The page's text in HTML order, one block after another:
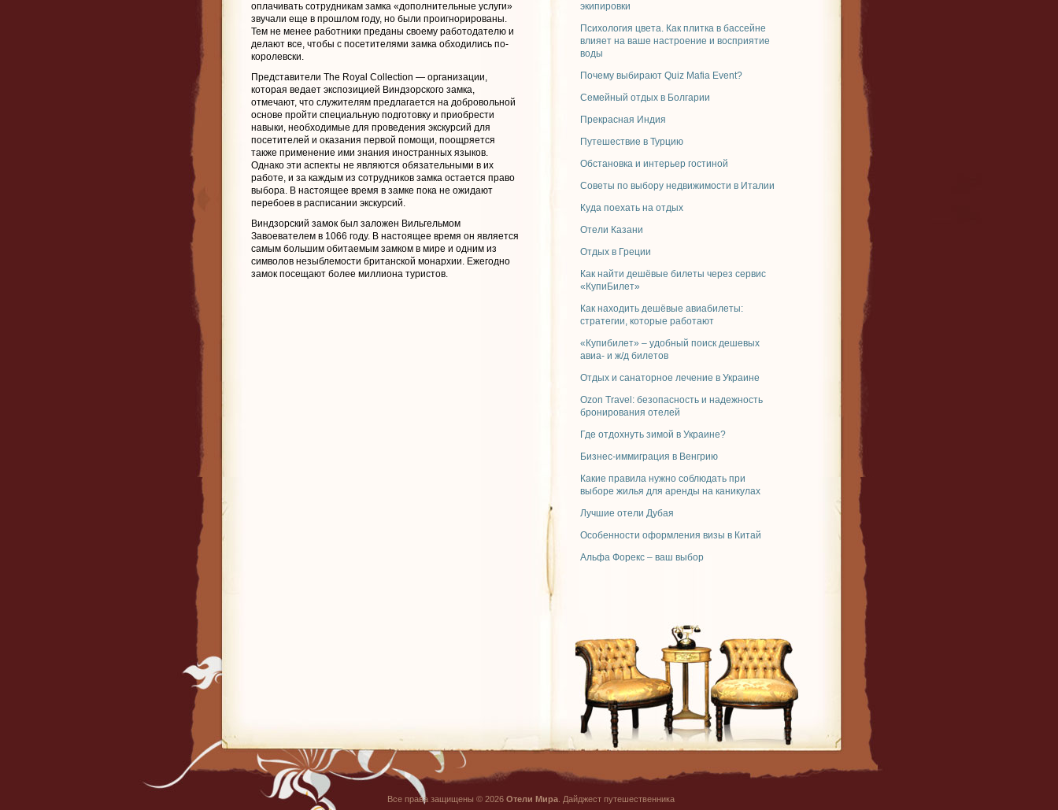
экипировки
Психология цвета. Как плитка в бассейне
влияет на ваше настроение и восприятие
воды
Почему выбирают Quiz Mafia Event?
Семейный отдых в Болгарии
Прекрасная Индия
Путешествие в Турцию
Обстановка и интерьер гостиной
Советы по выбору недвижимости в Италии
Куда поехать на отдых
Отели Казани
Отдых в Греции
Как найти дешёвые билеты через сервис
«КупиБилет»
Как находить дешёвые авиабилеты:
стратегии, которые работают
«Купибилет» – удобный поиск дешевых
авиа- и ж/д билетов
Отдых и санаторное лечение в Украине
Ozon Travel: безопасность и надежность
бронирования отелей
Где отдохнуть зимой в Украине?
Бизнес-иммиграция в Венгрию
Какие правила нужно соблюдать при
выборе жилья для аренды на каникулах
Лучшие отели Дубая
Особенности оформления визы в Китай
Альфа Форекс – ваш выбор
оплачивать сотрудникам замка «дополнительные услуги»
звучали еще в прошлом году, но были проигнорированы.
Тем не менее работники преданы своему работодателю и
делают все, чтобы с посетителями замка обходились по-
королевски.
Представители The Royal Collection — организации,
которая ведает экспозицией Виндзорского замка,
отмечают, что служителям предлагается на добровольной
основе пройти специальную подготовку и приобрести
навыки, необходимые для проведения экскурсий для
посетителей и оказания первой помощи, поощряется
также применение ими знания иностранных языков.
Однако эти аспекты не являются обязательными в их
работе, и за каждым из сотрудников замка остается право
выбора. В настоящее время в замке пока не ожидают
перебоев в расписании экскурсий.
Виндзорский замок был заложен Вильгельмом
Завоевателем в 1066 году. В настоящее время он является
самым большим обитаемым замком в мире и одним из
символов незыблемости британской монархии. Ежегодно
замок посещают более миллиона туристов.
Все права защищены © 2026 Отели Мира . Дайджест путешественника